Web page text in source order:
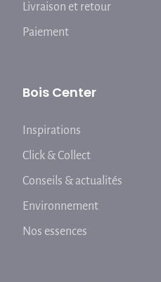
Livraison et retour
Paiement
Bois Center
Inspirations
Click & Collect
Conseils & actualités
Environnement
Nos essences